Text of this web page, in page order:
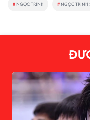
# NGỌC TRINH # NGỌC TRINH